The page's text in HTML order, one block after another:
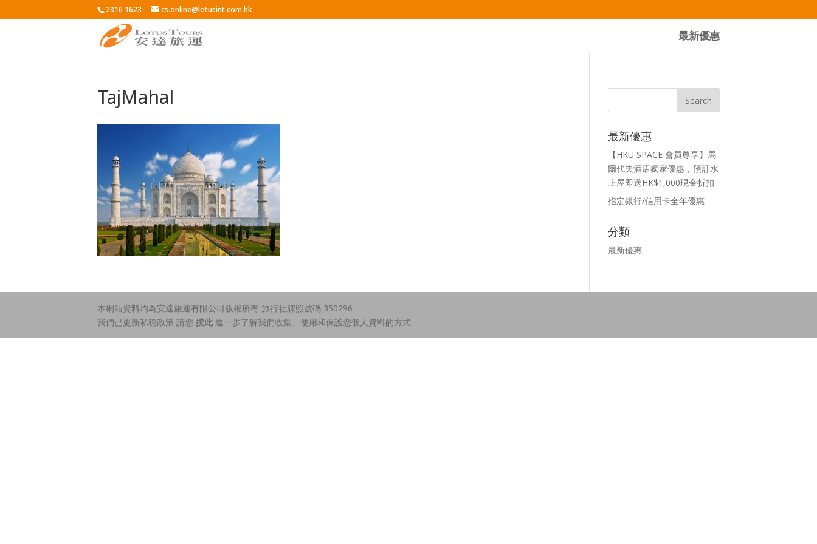
2316 1623 cs.online@lotusint.com.hk
最新優惠
TajMahal
最新優惠
【HKU SPACE 會員尊享】馬
爾代夫酒店獨家優惠，預訂水
上屋即送HK$1,000現金折扣
指定銀行/信用卡全年優惠
分類
最新優惠
本網站資料均為安達旅運有限公司版權所有 旅行社牌照號碼 350296
我們已更新私穩政策 請您 按此 進一步了解我們收集、使用和保護您個人資料的方式